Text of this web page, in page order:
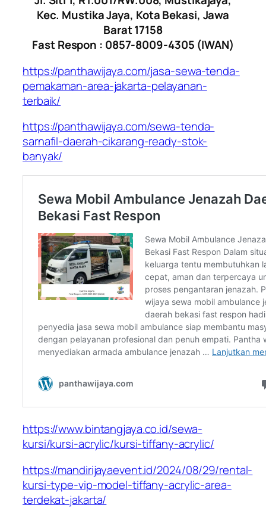
Kec. Mustika Jaya, Kota Bekasi, Jawa
Barat 17158
Fast Respon : 0857-8009-4305 (IWAN)
https://panthawijaya.com/jasa-sewa-tenda-
pemakaman-area-jakarta-pelayanan-
terbaik/
https://panthawijaya.com/sewa-tenda-
sarnafil-daerah-cikarang-ready-stok-
banyak/
https://www.bintangjaya.co.id/sewa-
kursi/kursi-acrylic/kursi-tiffany-acrylic/
https://mandirijayaevent.id/2024/08/29/rental-
kursi-type-vip-model-tiffany-acrylic-area-
terdekat-jakarta/